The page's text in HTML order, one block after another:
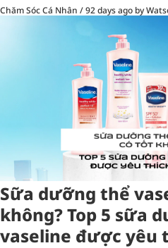
Chăm Sóc Cá Nhân /92 days ago by
Sữa dưỡng thể
không? Top 5 sữa
vaseline được yêu